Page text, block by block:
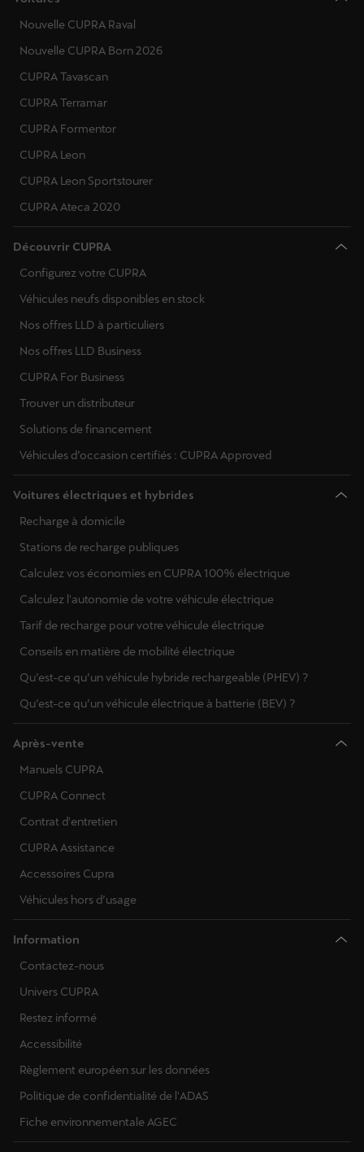
Nouvelle CUPRA Raval
Nouvelle CUPRA Born 2026
CUPRA Tavascan
CUPRA Terramar
CUPRA Formentor
CUPRA Leon
CUPRA Leon Sportstourer
CUPRA Ateca 2020
Découvrir CUPRA
Configurez votre CUPRA
Véhicules neufs disponibles en stock
Nos offres LLD à particuliers
Nos offres LLD Business
CUPRA For Business
Trouver un distributeur
Solutions de financement
Véhicules d’occasion certifiés : CUPRA Approved
Voitures électriques et hybrides
Recharge à domicile
Stations de recharge publiques
Calculez vos économies en CUPRA 100% électrique
Calculez l'autonomie de votre véhicule électrique
Tarif de recharge pour votre véhicule électrique
Conseils en matière de mobilité électrique
Qu’est-ce qu’un véhicule hybride rechargeable (PHEV) ?
Qu’est-ce qu’un véhicule électrique à batterie (BEV) ?
Après-vente
Manuels CUPRA
CUPRA Connect
Contrat d'entretien
CUPRA Assistance
Accessoires Cupra
Véhicules hors d’usage
Information
Contactez-nous
Univers CUPRA
Restez informé
Accessibilité
Règlement européen sur les données
Politique de confidentialité de l'ADAS
Fiche environnementale AGEC